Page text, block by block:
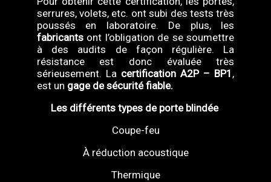
serrures, volets, etc. ont subi des tests très
poussés en laboratoire. De plus, les
fabricantsont l’obligation de se soumettre
à des audits de façon régulière. La
résistance est donc évaluée très
sérieusement. La certification A2P – BP1 ,
est un gage de sécurité fiable.
Les différents types de porte blindée
Coupe-feu
À réduction acoustique
Thermique